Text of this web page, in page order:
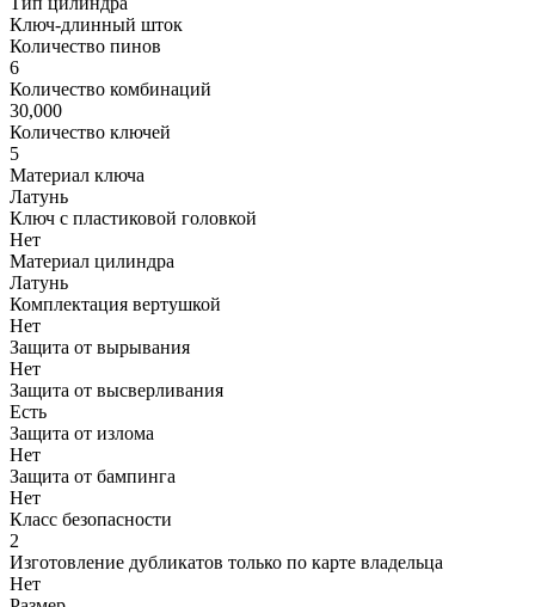
Ключ-длинный шток
Количество пинов
6
Количество комбинаций
30,000
Количество ключей
5
Материал ключа
Латунь
Ключ с пластиковой головкой
Нет
Материал цилиндра
Латунь
Комплектация вертушкой
Нет
Защита от вырывания
Нет
Защита от высверливания
Есть
Защита от излома
Нет
Защита от бампинга
Нет
Класс безопасности
2
Изготовление дубликатов только по карте владельца
Нет